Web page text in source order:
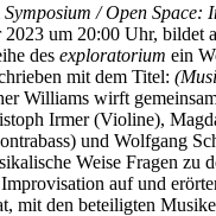
Symposium / Open Space:
2023 um 20:00 Uhr, bildet
des exploratorium ein
mit dem Titel:
Williams wirft
Irmer (Violine),
und Wolfgang
Weise Fragen zu
auf und
mit den beteiligten